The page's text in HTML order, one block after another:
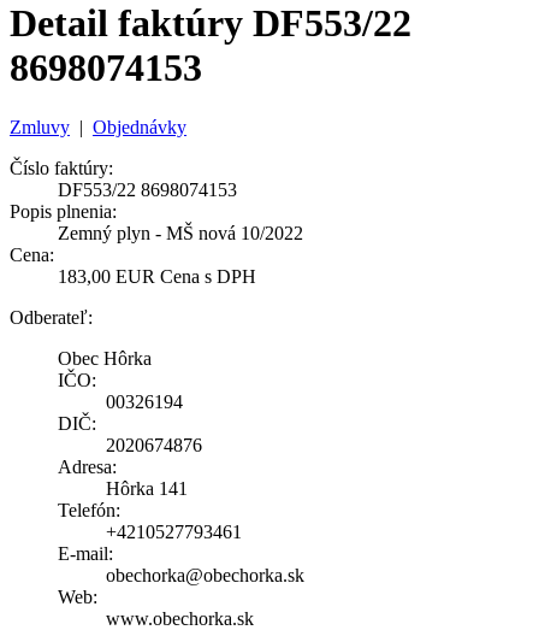
Detail faktúry DF553/22
8698074153
Zmluvy | Objednávky
Číslo faktúry:
DF553/22 8698074153
Popis plnenia:
Zemný plyn - MŠ nová 10/2022
Cena:
183,00 EUR Cena s DPH
Odberateľ:
Obec Hôrka
IČO:
00326194
DIČ:
2020674876
Adresa:
Hôrka 141
Telefón:
+4210527793461
E-mail:
obechorka@obechorka.sk
Web:
www.obechorka.sk